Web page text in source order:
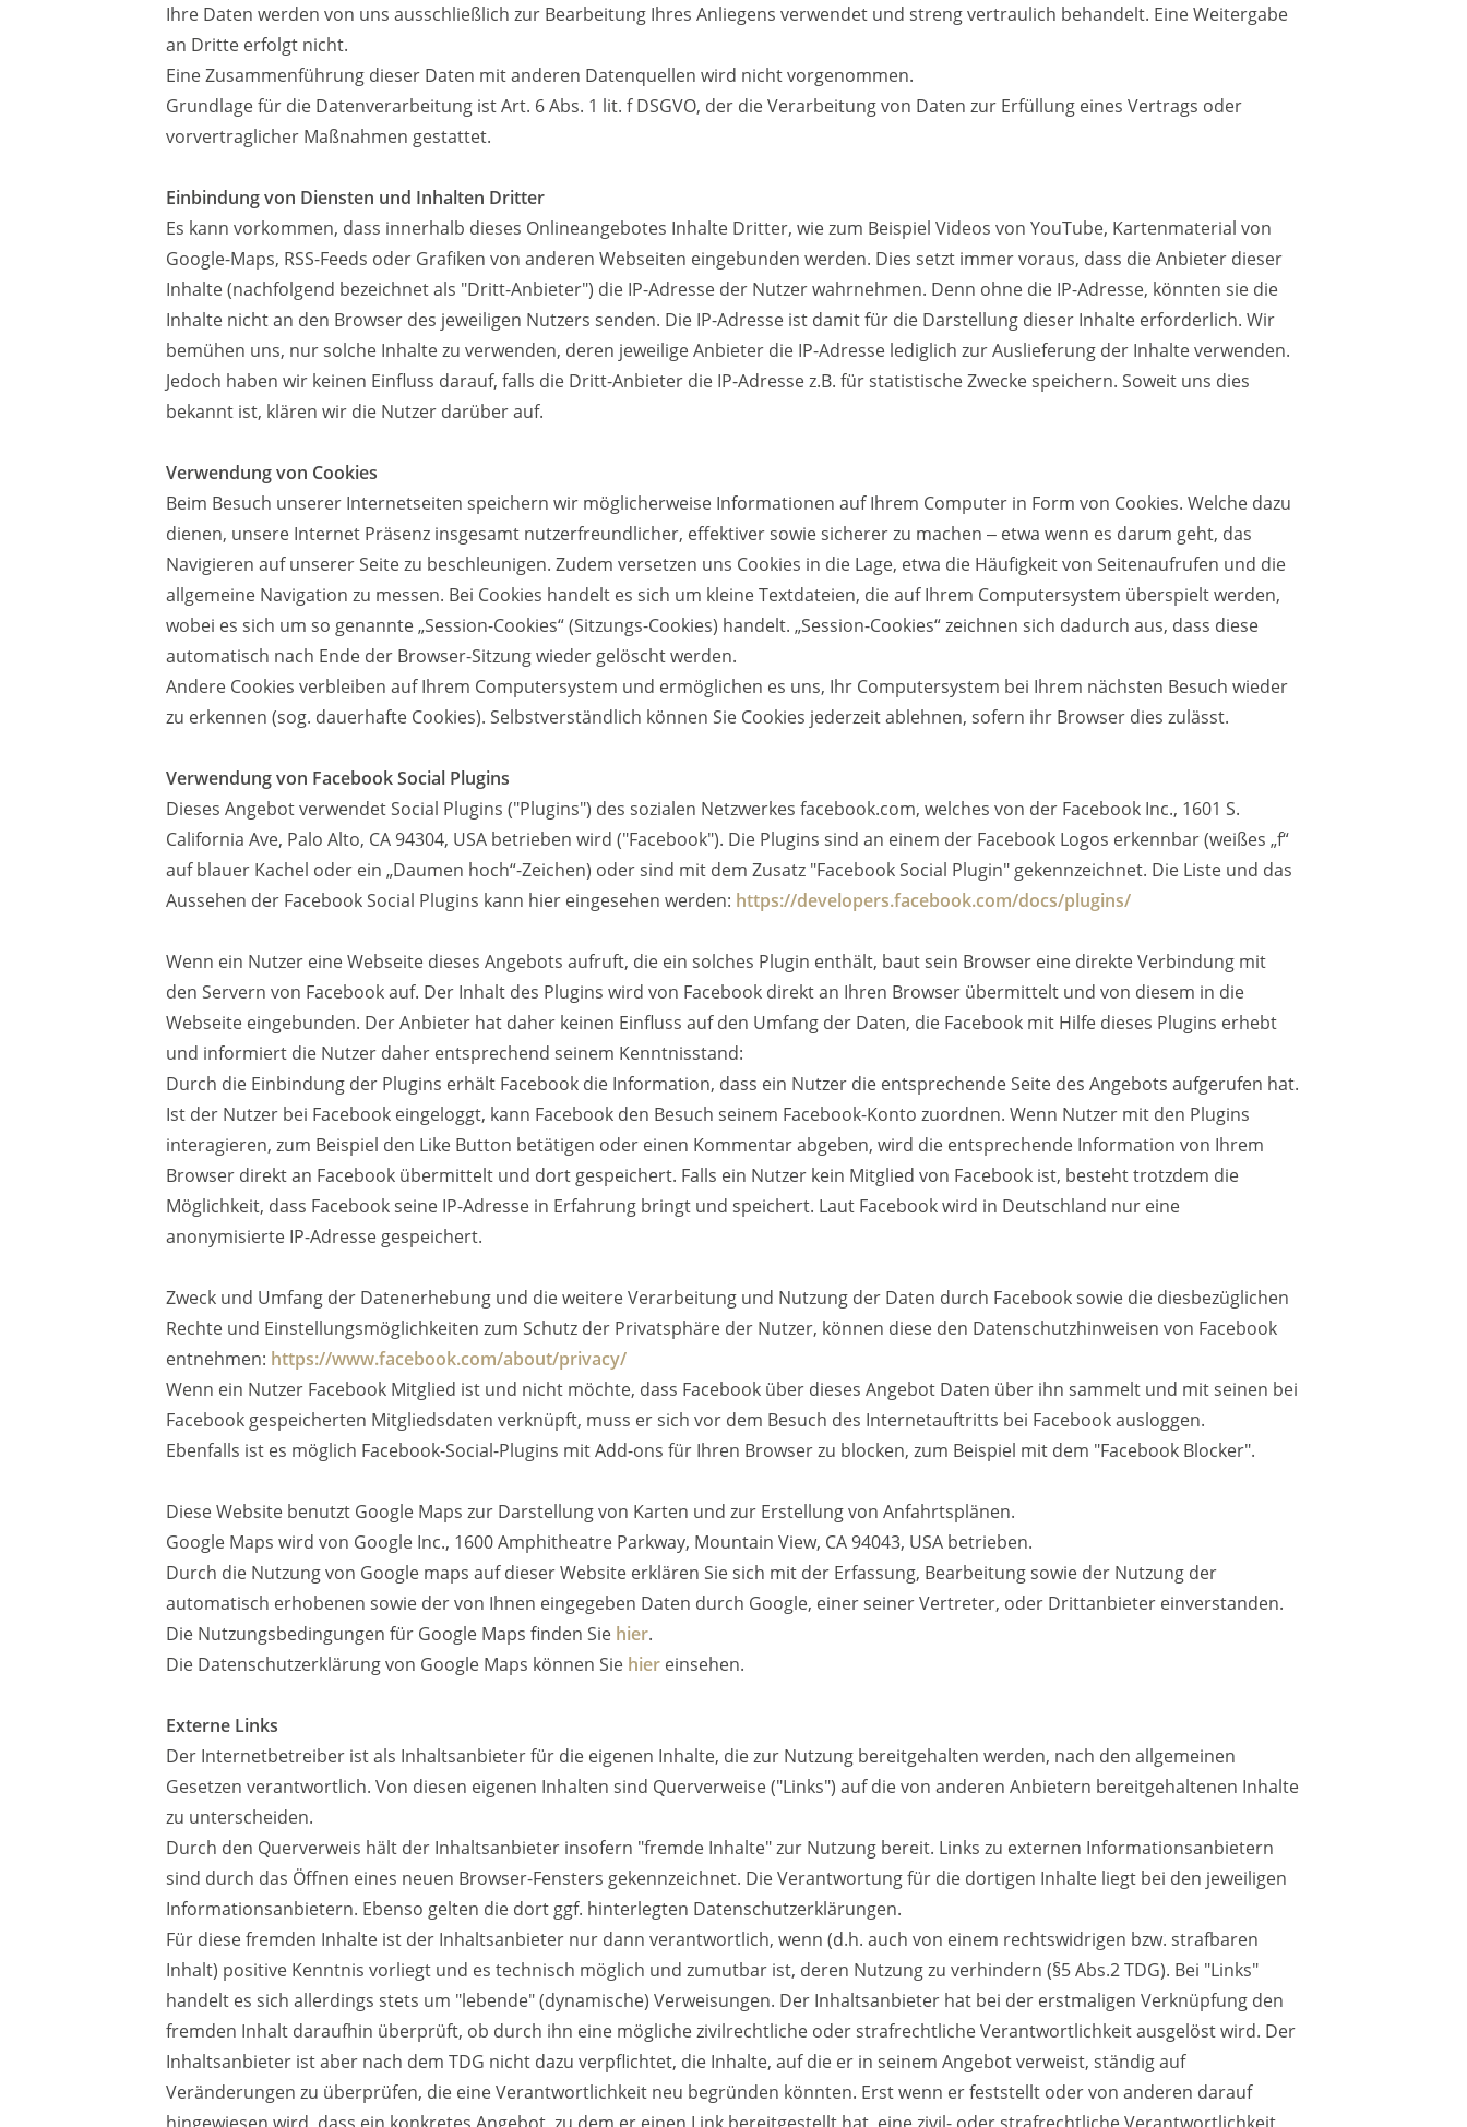
Ihre Daten werden von uns ausschließlich zur Bearbeitung Ihres Anliegens verwendet und streng vertraulich behandelt. Eine Weitergabe
an Dritte erfolgt nicht.
Eine Zusammenführung dieser Daten mit anderen Datenquellen wird nicht vorgenommen.
Grundlage für die Datenverarbeitung ist Art. 6 Abs. 1 lit. f DSGVO, der die Verarbeitung von Daten zur Erfüllung eines Vertrags oder
vorvertraglicher Maßnahmen gestattet.
Einbindung von Diensten und Inhalten Dritter
Es kann vorkommen, dass innerhalb dieses Onlineangebotes Inhalte Dritter, wie zum Beispiel Videos von YouTube, Kartenmaterial von
Google-Maps, RSS-Feeds oder Grafiken von anderen Webseiten eingebunden werden. Dies setzt immer voraus, dass die Anbieter dieser
Inhalte (nachfolgend bezeichnet als "Dritt-Anbieter") die IP-Adresse der Nutzer wahrnehmen. Denn ohne die IP-Adresse, könnten sie die
Inhalte nicht an den Browser des jeweiligen Nutzers senden. Die IP-Adresse ist damit für die Darstellung dieser Inhalte erforderlich. Wir
bemühen uns, nur solche Inhalte zu verwenden, deren jeweilige Anbieter die IP-Adresse lediglich zur Auslieferung der Inhalte verwenden.
Jedoch haben wir keinen Einfluss darauf, falls die Dritt-Anbieter die IP-Adresse z.B. für statistische Zwecke speichern. Soweit uns dies
bekannt ist, klären wir die Nutzer darüber auf.
Verwendung von Cookies
Beim Besuch unserer Internetseiten speichern wir möglicherweise Informationen auf Ihrem Computer in Form von Cookies. Welche dazu
dienen, unsere Internet Präsenz insgesamt nutzerfreundlicher, effektiver sowie sicherer zu machen ‒ etwa wenn es darum geht, das
Navigieren auf unserer Seite zu beschleunigen. Zudem versetzen uns Cookies in die Lage, etwa die Häufigkeit von Seitenaufrufen und die
allgemeine Navigation zu messen. Bei Cookies handelt es sich um kleine Textdateien, die auf Ihrem Computersystem überspielt werden,
wobei es sich um so genannte „Session-Cookies“ (Sitzungs-Cookies) handelt. „Session-Cookies“ zeichnen sich dadurch aus, dass diese
automatisch nach Ende der Browser-Sitzung wieder gelöscht werden.
Andere Cookies verbleiben auf Ihrem Computersystem und ermöglichen es uns, Ihr Computersystem bei Ihrem nächsten Besuch wieder
zu erkennen (sog. dauerhafte Cookies). Selbstverständlich können Sie Cookies jederzeit ablehnen, sofern ihr Browser dies zulässt.
Verwendung von Facebook Social Plugins
Dieses Angebot verwendet Social Plugins ("Plugins") des sozialen Netzwerkes facebook.com, welches von der Facebook Inc., 1601 S.
California Ave, Palo Alto, CA 94304, USA betrieben wird ("Facebook"). Die Plugins sind an einem der Facebook Logos erkennbar (weißes „f“
auf blauer Kachel oder ein „Daumen hoch“-Zeichen) oder sind mit dem Zusatz "Facebook Social Plugin" gekennzeichnet. Die Liste und das
Aussehen der Facebook Social Plugins kann hier eingesehen werden: https://developers.facebook.com/docs/plugins/
Wenn ein Nutzer eine Webseite dieses Angebots aufruft, die ein solches Plugin enthält, baut sein Browser eine direkte Verbindung mit
den Servern von Facebook auf. Der Inhalt des Plugins wird von Facebook direkt an Ihren Browser übermittelt und von diesem in die
Webseite eingebunden. Der Anbieter hat daher keinen Einfluss auf den Umfang der Daten, die Facebook mit Hilfe dieses Plugins erhebt
und informiert die Nutzer daher entsprechend seinem Kenntnisstand:
Durch die Einbindung der Plugins erhält Facebook die Information, dass ein Nutzer die entsprechende Seite des Angebots aufgerufen hat.
Ist der Nutzer bei Facebook eingeloggt, kann Facebook den Besuch seinem Facebook-Konto zuordnen. Wenn Nutzer mit den Plugins
interagieren, zum Beispiel den Like Button betätigen oder einen Kommentar abgeben, wird die entsprechende Information von Ihrem
Browser direkt an Facebook übermittelt und dort gespeichert. Falls ein Nutzer kein Mitglied von Facebook ist, besteht trotzdem die
Möglichkeit, dass Facebook seine IP-Adresse in Erfahrung bringt und speichert. Laut Facebook wird in Deutschland nur eine
anonymisierte IP-Adresse gespeichert.
Zweck und Umfang der Datenerhebung und die weitere Verarbeitung und Nutzung der Daten durch Facebook sowie die diesbezüglichen
Rechte und Einstellungsmöglichkeiten zum Schutz der Privatsphäre der Nutzer, können diese den Datenschutzhinweisen von Facebook
entnehmen: https://www.facebook.com/about/privacy/
Wenn ein Nutzer Facebook Mitglied ist und nicht möchte, dass Facebook über dieses Angebot Daten über ihn sammelt und mit seinen bei
Facebook gespeicherten Mitgliedsdaten verknüpft, muss er sich vor dem Besuch des Internetauftritts bei Facebook ausloggen.
Ebenfalls ist es möglich Facebook-Social-Plugins mit Add-ons für Ihren Browser zu blocken, zum Beispiel mit dem "Facebook Blocker".
Diese Website benutzt Google Maps zur Darstellung von Karten und zur Erstellung von Anfahrtsplänen.
Google Maps wird von Google Inc., 1600 Amphitheatre Parkway, Mountain View, CA 94043, USA betrieben.
Durch die Nutzung von Google maps auf dieser Website erklären Sie sich mit der Erfassung, Bearbeitung sowie der Nutzung der
automatisch erhobenen sowie der von Ihnen eingegeben Daten durch Google, einer seiner Vertreter, oder Drittanbieter einverstanden.
Die Nutzungsbedingungen für Google Maps finden Sie hier.
Die Datenschutzerklärung von Google Maps können Sie hier einsehen.
Externe Links
Der Internetbetreiber ist als Inhaltsanbieter für die eigenen Inhalte, die zur Nutzung bereitgehalten werden, nach den allgemeinen
Gesetzen verantwortlich. Von diesen eigenen Inhalten sind Querverweise ("Links") auf die von anderen Anbietern bereitgehaltenen Inhalte
zu unterscheiden.
Durch den Querverweis hält der Inhaltsanbieter insofern "fremde Inhalte" zur Nutzung bereit. Links zu externen Informationsanbietern
sind durch das Öffnen eines neuen Browser-Fensters gekennzeichnet. Die Verantwortung für die dortigen Inhalte liegt bei den jeweiligen
Informationsanbietern. Ebenso gelten die dort ggf. hinterlegten Datenschutzerklärungen.
Für diese fremden Inhalte ist der Inhaltsanbieter nur dann verantwortlich, wenn (d.h. auch von einem rechtswidrigen bzw. strafbaren
Inhalt) positive Kenntnis vorliegt und es technisch möglich und zumutbar ist, deren Nutzung zu verhindern (§5 Abs.2 TDG). Bei "Links"
handelt es sich allerdings stets um "lebende" (dynamische) Verweisungen. Der Inhaltsanbieter hat bei der erstmaligen Verknüpfung den
fremden Inhalt daraufhin überprüft, ob durch ihn eine mögliche zivilrechtliche oder strafrechtliche Verantwortlichkeit ausgelöst wird. Der
Inhaltsanbieter ist aber nach dem TDG nicht dazu verpflichtet, die Inhalte, auf die er in seinem Angebot verweist, ständig auf
Veränderungen zu überprüfen, die eine Verantwortlichkeit neu begründen könnten. Erst wenn er feststellt oder von anderen darauf